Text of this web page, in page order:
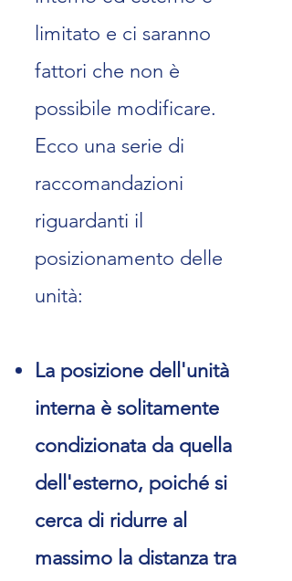
limitato e ci saranno
fattori che non è
possibile modificare.
Ecco una serie di
raccomandazioni
riguardanti il
posizionamento delle
unità:
La posizione dell'unità
interna è solitamente
condizionata da quella
dell'esterno, poiché si
cerca di ridurre al
massimo la distanza tra